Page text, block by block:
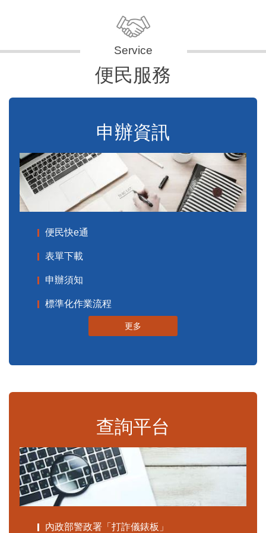
便民服務
申辦資訊
便民快e通
表單下載
申辦須知
標準化作業流程
更多
查詢平台
內政部警政署「打詐儀錶板」